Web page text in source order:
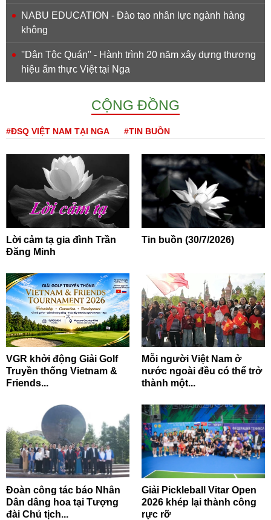
NABU EDUCATION - Đào tạo nhân lực ngành hàng
không
''Dân Tộc Quán'' - Hành trình 20 năm xây dựng thương
hiệu ẩm thực Việt tại Nga
CỘNG ĐỒNG
#ĐSQ VIỆT NAM TẠI NGA #TIN BUỒN
Lời cảm tạ gia đình Trần
Đăng Minh
Tin buồn (30/7/2026)
VGR khởi động Giải Golf
Truyền thống Vietnam &
Friends...
Mỗi người Việt Nam ở
nước ngoài đều có thể trở
thành một...
Đoàn công tác báo Nhân
Dân dâng hoa tại Tượng
đài Chủ tịch...
Giải Pickleball Vitar Open
2026 khép lại thành công
rực rỡ